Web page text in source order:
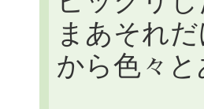
まあそれ
から色々